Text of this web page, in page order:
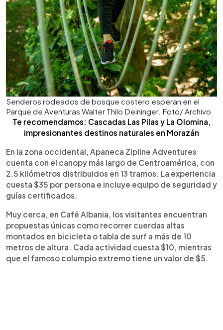
Senderos rodeados de bosque costero esperan en el
Parque de Aventuras Walter Thilo Deininger. Foto/ Archivo
Te recomendamos: Cascadas Las Pilas y La Olomina,
impresionantes destinos naturales en Morazán
En la zona occidental, Apaneca Zipline Adventures
cuenta con el canopy más largo de Centroamérica, con
2.5 kilómetros distribuidos en 13 tramos. La experiencia
cuesta $35 por persona e incluye equipo de seguridad y
guías certificados.
Muy cerca, en Café Albania, los visitantes encuentran
propuestas únicas como recorrer cuerdas altas
montados en bicicleta o tabla de surf a más de 10
metros de altura. Cada actividad cuesta $10, mientras
que el famoso columpio extremo tiene un valor de $5.